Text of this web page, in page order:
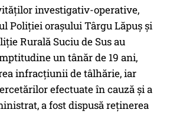
investigativ-operative,
Poliției orașului Târgu Lăpuș și
Rurală Suciu de Sus au
un tânăr de 19 ani,
infracțiunii de tâlhărie, iar
efectuate în cauză și a
a fost dispusă reținerea